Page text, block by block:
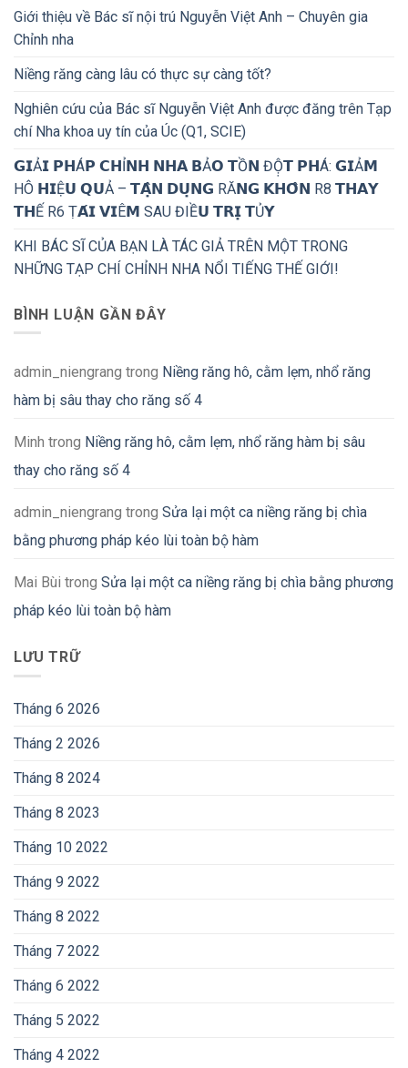
Giới thiệu về Bác sĩ nội trú Nguyễn Việt Anh – Chuyên gia
Chỉnh nha
Niềng răng càng lâu có thực sự càng tốt?
Nghiên cứu của Bác sĩ Nguyễn Việt Anh được đăng trên Tạp
chí Nha khoa uy tín của Úc (Q1, SCIE)
𝗚𝗜Ả𝗜 𝗣𝗛Á𝗣 𝗖𝗛Ỉ𝗡𝗛 𝗡𝗛𝗔 𝗕Ả𝗢 𝗧Ồ𝗡 ĐỘ̣𝗧 𝗣𝗛Á: 𝗚𝗜Ả𝗠
HÔ 𝗛𝗜Ệ𝗨 𝗤𝗨Ả – 𝗧𝗔̣̂𝗡 𝗗𝗨̣𝗡𝗚 RĂ𝗡𝗚 𝗞𝗛𝗢̂𝗡 R8 𝗧𝗛𝗔𝗬
𝗧𝗛Ế R6 Ṭ𝗔́𝗜 𝗩𝗜Ê𝗠 SAU ĐIỀ𝗨 𝗧𝗥𝗜̣ 𝗧Ủ𝗬
KHI BÁC SĨ CỦA BẠN LÀ TÁC GIẢ TRÊN MỘT TRONG
NHỮNG TẠP CHÍ CHỈNH NHA NỔI TIẾNG THẾ GIỚI!
BÌNH LUẬN GẦN ĐÂY
admin_niengrang trong Niềng răng hô, cằm lẹm, nhổ răng
hàm bị sâu thay cho răng số 4
Minh trong Niềng răng hô, cằm lẹm, nhổ răng hàm bị sâu
thay cho răng số 4
admin_niengrang trong Sửa lại một ca niềng răng bị chìa
bằng phương pháp kéo lùi toàn bộ hàm
Mai Bùi trong Sửa lại một ca niềng răng bị chìa bằng phương
pháp kéo lùi toàn bộ hàm
LƯU TRỮ
Tháng 6 2026
Tháng 2 2026
Tháng 8 2024
Tháng 8 2023
Tháng 10 2022
Tháng 9 2022
Tháng 8 2022
Tháng 7 2022
Tháng 6 2022
Tháng 5 2022
Tháng 4 2022